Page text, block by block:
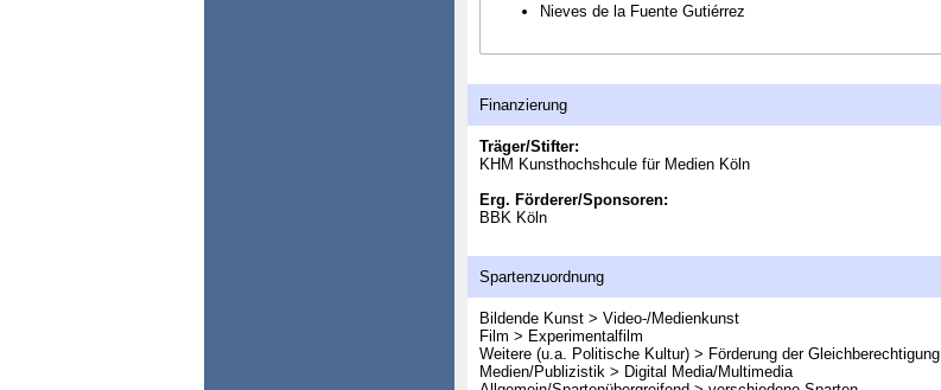
Nieves de la Fuente Gutiérrez
Finanzierung
Träger/Stifter:
KHM Kunsthochshcule für Medien Köln
Erg. Förderer/Sponsoren:
BBK Köln
Spartenzuordnung
Bildende Kunst > Video-/Medienkunst
Film > Experimentalfilm
Weitere (u.a. Politische Kultur) > Förderung der Gleichberechtigung
Medien/Publizistik > Digital Media/Multimedia